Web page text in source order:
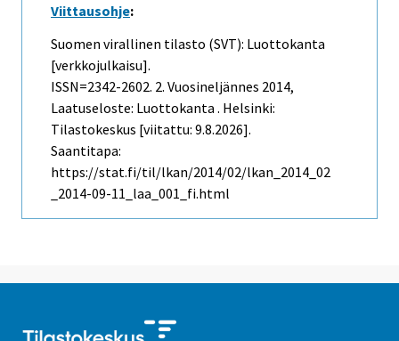
Viittausohje:
Suomen virallinen tilasto (SVT): Luottokanta
[verkkojulkaisu].
ISSN=2342-2602. 2. Vuosineljännes 2014,
Laatuseloste: Luottokanta . Helsinki:
Tilastokeskus [viitattu: 9.8.2026].
Saantitapa:
https://stat.fi/til/lkan/2014/02/lkan_2014_02
_2014-09-11_laa_001_fi.html